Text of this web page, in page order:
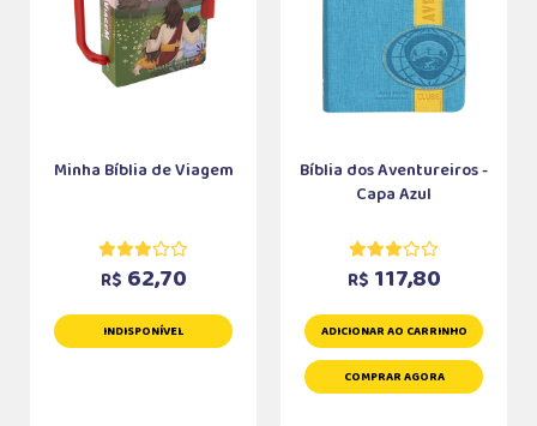
Minha Bíblia de Viagem
R$ 62,70
INDISPONÍVEL
Bíblia dos Aventureiros -
Capa Azul
R$ 117,80
ADICIONAR AO CARRINHO
COMPRAR AGORA